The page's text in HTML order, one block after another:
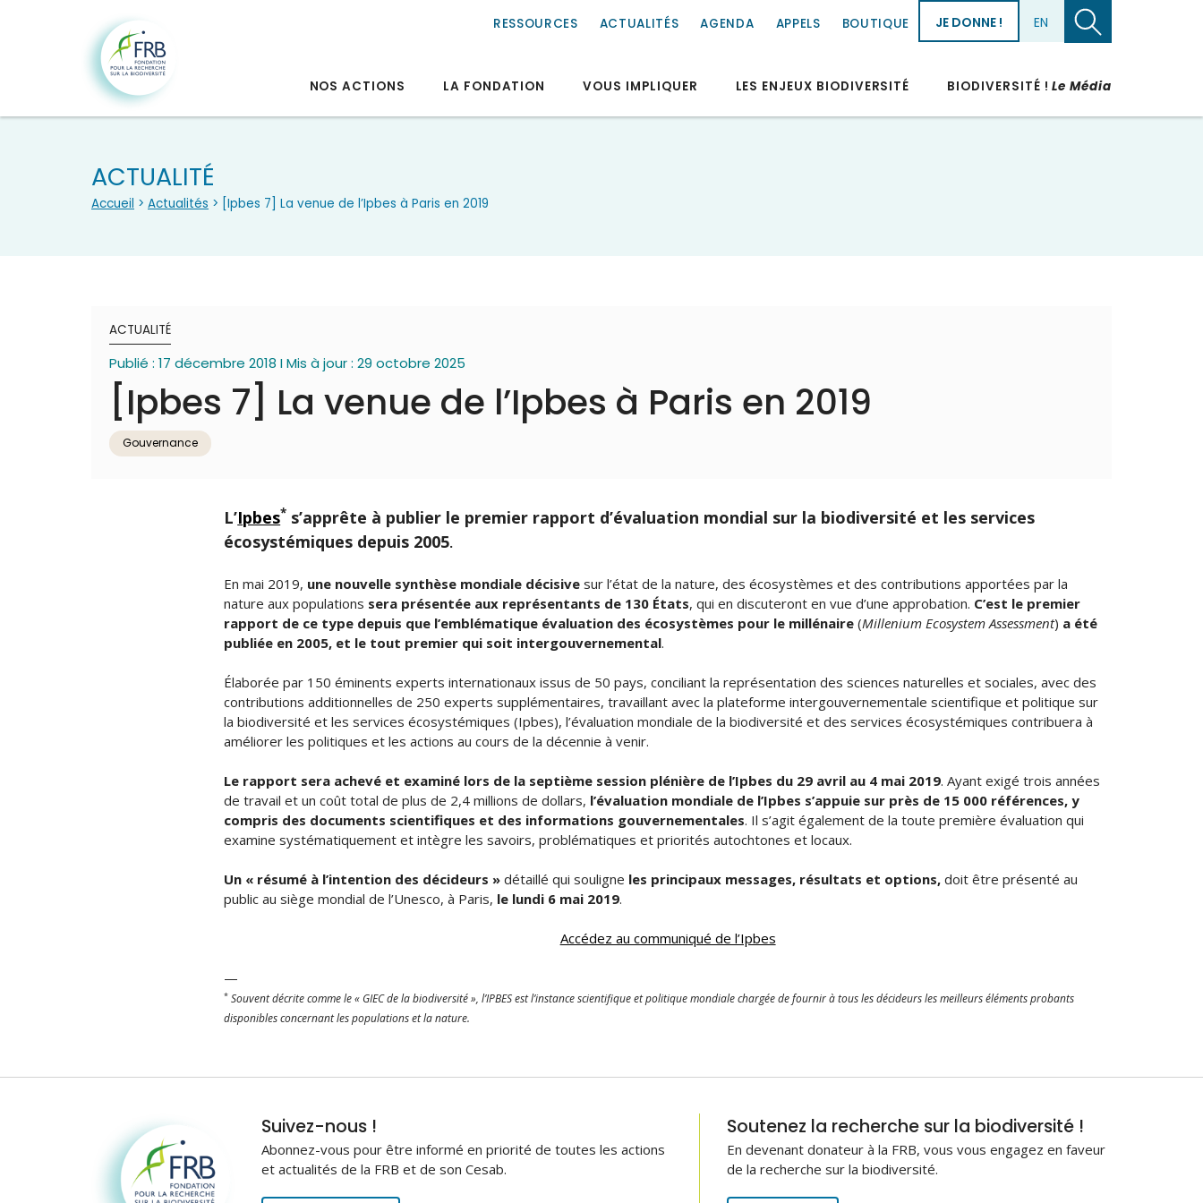
RESSOURCES ACTUALITÉS AGENDA APPELS BOUTIQUE JE DONNE ! EN
NOS ACTIONS LA FONDATION VOUS IMPLIQUER LES ENJEUX BIODIVERSITÉ BIODIVERSITÉ !Le Média
ACTUALITÉ
Accueil > Actualités > [Ipbes 7] La venue de l’Ipbes à Paris en 2019
ACTUALITÉ
Publié : 17 décembre 2018 I Mis à jour : 29 octobre 2025
[Ipbes 7] La venue de l’Ipbes à Paris en 2019
Gouvernance
L’Ipbes* s’apprête à publier le premier rapport d’évaluation mondial sur la biodiversité et les services
écosystémiques depuis 2005.
En mai 2019, une nouvelle synthèse mondiale décisive sur l’état de la nature, des écosystèmes et des contributions apportées par la
nature aux populations sera présentée aux représentants de 130 États, qui en discuteront en vue d’une approbation. C’est le premier
rapport de ce type depuis que l’emblématique évaluation des écosystèmes pour le millénaire (Millenium Ecosystem Assessment) a été
publiée en 2005, et le tout premier qui soit intergouvernemental.
Élaborée par 150 éminents experts internationaux issus de 50 pays, conciliant la représentation des sciences naturelles et sociales, avec des
contributions additionnelles de 250 experts supplémentaires, travaillant avec la plateforme intergouvernementale scientifique et politique sur
la biodiversité et les services écosystémiques (Ipbes), l’évaluation mondiale de la biodiversité et des services écosystémiques contribuera à
améliorer les politiques et les actions au cours de la décennie à venir.
Le rapport sera achevé et examiné lors de la septième session plénière de l’Ipbes du 29 avril au 4 mai 2019. Ayant exigé trois années
de travail et un coût total de plus de 2,4 millions de dollars, l’évaluation mondiale de l’Ipbes s’appuie sur près de 15 000 références, y
compris des documents scientifiques et des informations gouvernementales. Il s’agit également de la toute première évaluation qui
examine systématiquement et intègre les savoirs, problématiques et priorités autochtones et locaux.
Un « résumé à l’intention des décideurs » détaillé qui souligne les principaux messages, résultats et options, doit être présenté au
public au siège mondial de l’Unesco, à Paris, le lundi 6 mai 2019.
Accédez au communiqué de l’Ipbes
—
* Souvent décrite comme le « GIEC de la biodiversité », l’IPBES est l’instance scientifique et politique mondiale chargée de fournir à tous les décideurs les meilleurs éléments probants
disponibles concernant les populations et la nature.
Fondation pour la
recherche sur la
biodiversité
Suivez-nous !
Abonnez-vous pour être informé en priorité de toutes les actions
et actualités de la FRB et de son Cesab.
Soutenez la recherche sur la biodiversité !
En devenant donateur à la FRB, vous vous engagez en faveur
de la recherche sur la biodiversité.